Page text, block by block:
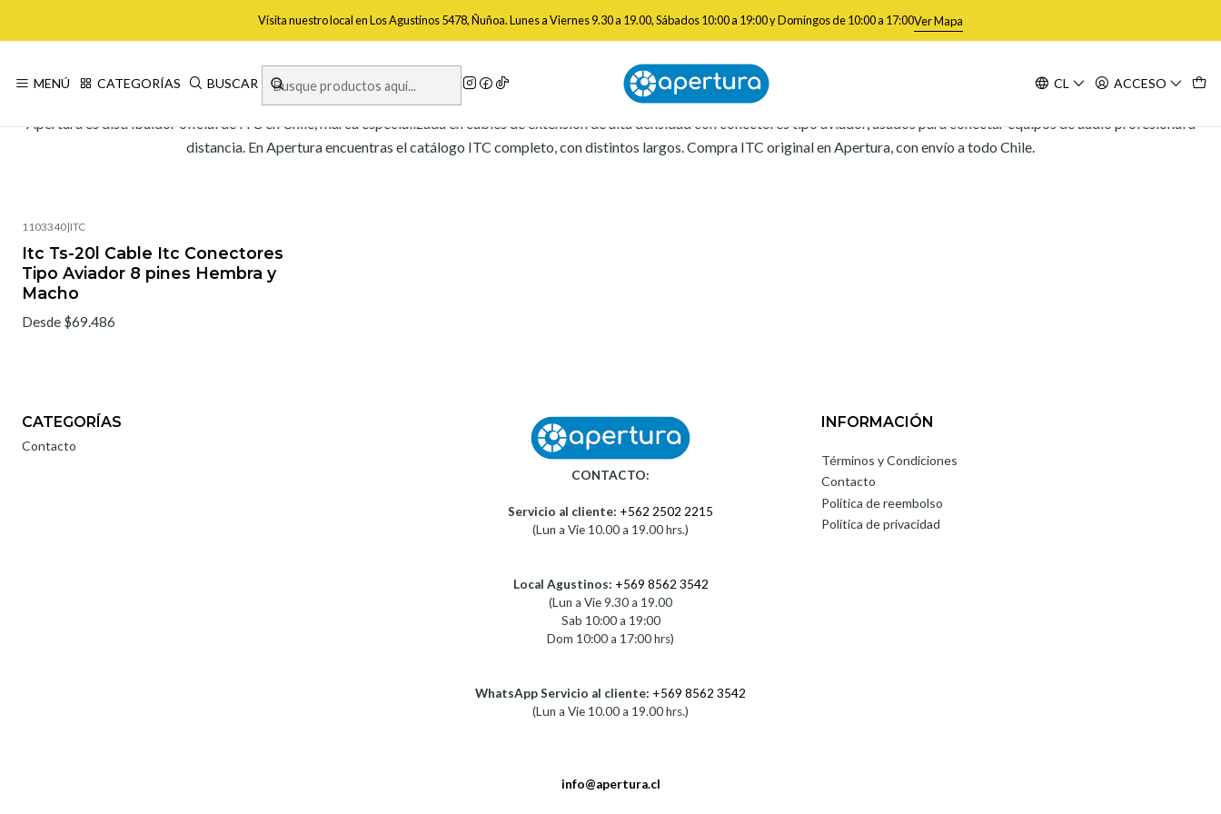
MENÚ CATEGORÍAS BUSCAR CL ACCESO
Vísita nuestro local en Los Agustinos 5478, Ñuñoa. Lunes a Viernes 9.30 a 19.00, Sábados 10:00 a 19:00 y Domingos de 10:00 a 17:00Ver Mapa
Inicio Marcas Itc
Itc
Apertura es distribuidor oficial de ITC en Chile, marca especializada en cables de extensión de alta densidad con conectores tipo aviador, usados para conectar equipos de audio profesional a
distancia. En Apertura encuentras el catálogo ITC completo, con distintos largos. Compra ITC original en Apertura, con envío a todo Chile.
Filtros
1103340|ITC
Itc Ts-20l Cable Itc Conectores
Tipo Aviador 8 pines Hembra y
Macho
Desde $69.486
CATEGORÍAS
Contacto
CONTACTO:
Servicio al cliente: +562 2502 2215
(Lun a Vie 10.00 a 19.00 hrs.)
Local Agustinos: +569 8562 3542
(Lun a Vie 9.30 a 19.00
Sab 10:00 a 19:00
Dom 10:00 a 17:00 hrs)
WhatsApp Servicio al cliente: +569 8562 3542
(Lun a Vie 10.00 a 19.00 hrs.)
info@apertura.cl
INFORMACIÓN
Términos y Condiciones
Contacto
Política de reembolso
Política de privacidad